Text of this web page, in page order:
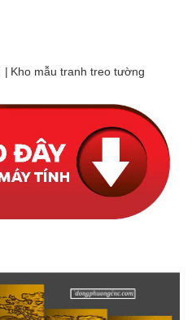
| Kho mẫu tranh treo tường